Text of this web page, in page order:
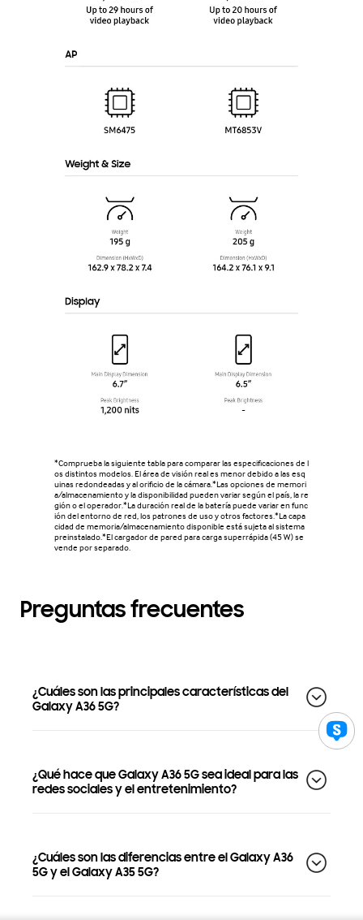
*Comprueba la siguiente tabla para comparar las especificaciones de l
os distintos modelos. El área de visión real es menor debido a las esq
uinas redondeadas y al orificio de la cámara.*Las opciones de memori
a/almacenamiento y la disponibilidad pueden variar según el país, la re
gión o el operador.*La duración real de la batería puede variar en func
ión del entorno de red, los patrones de uso y otros factores.*La capa
cidad de memoria/almacenamiento disponible está sujeta al sistema
preinstalado.*El cargador de pared para carga superrápida (45 W) se
vende por separado.
Preguntas frecuentes
¿Cuáles son las principales características del
Galaxy A36 5G?
¿Qué hace que Galaxy A36 5G sea ideal para las
redes sociales y el entretenimiento?
¿Cuáles son las diferencias entre el Galaxy A36
5G y el Galaxy A35 5G?